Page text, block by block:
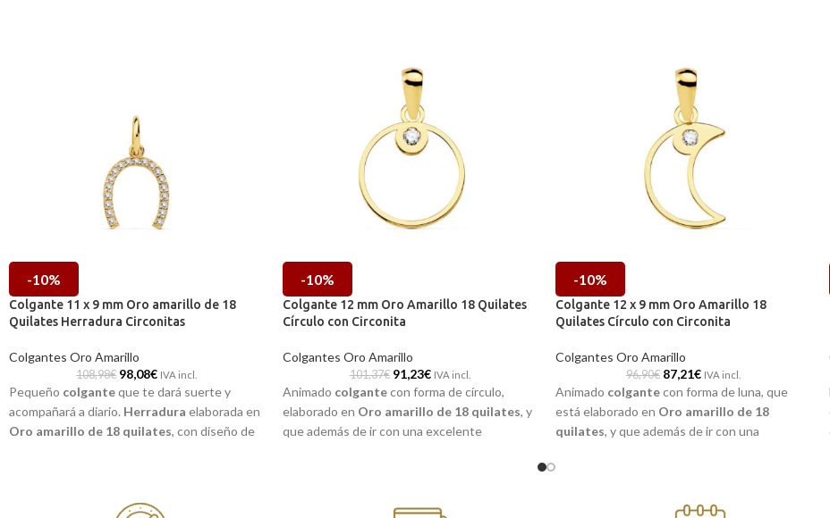
-10%
Colgante 11 x 9 mm Oro amarillo de 18
Quilates Herradura Circonitas
Colgantes Oro Amarillo
108,98€ 98,08€ IVA incl.
Pequeño colganteque te dará suerte y
acompañará a diario. Herradura elaborada en
Oro amarillo de 18 quilates, con diseño de
que pase desapercibida.
-10%
Colgante 12 mm Oro Amarillo 18 Quilates
Círculo con Circonita
Colgantes Oro Amarillo
101,37€ 91,23€ IVA incl.
Animado colgantecon forma de círculo,
elaborado en Oro amarillo de 18 quilates, y
que además de ir con una excelente
-10%
Colgante 12 x 9 mm Oro Amarillo 18
Quilates Círculo con Circonita
Colgantes Oro Amarillo
96,90€ 87,21€ IVA incl.
Animado colgantecon forma de luna, que
está elaborado en Oro amarillo de 18
quilates, y que además de ir con una